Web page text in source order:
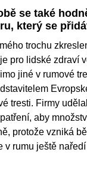
se také
který se
trochu
pro lidské zdraví
jiné v rumové
tresti. Firmy
aby
protože vzniká
v rumu ještě